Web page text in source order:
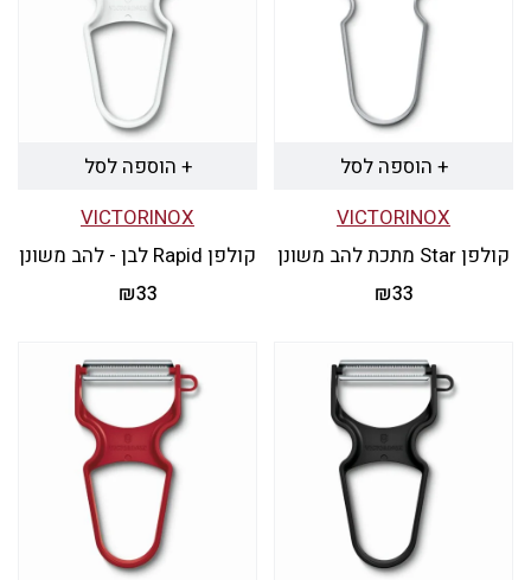
+ הוספה לסל
VICTORINOX
קולפן Star מתכת להב משונן
₪33
+ הוספה לסל
VICTORINOX
קולפן Rapid לבן - להב משונן
₪33